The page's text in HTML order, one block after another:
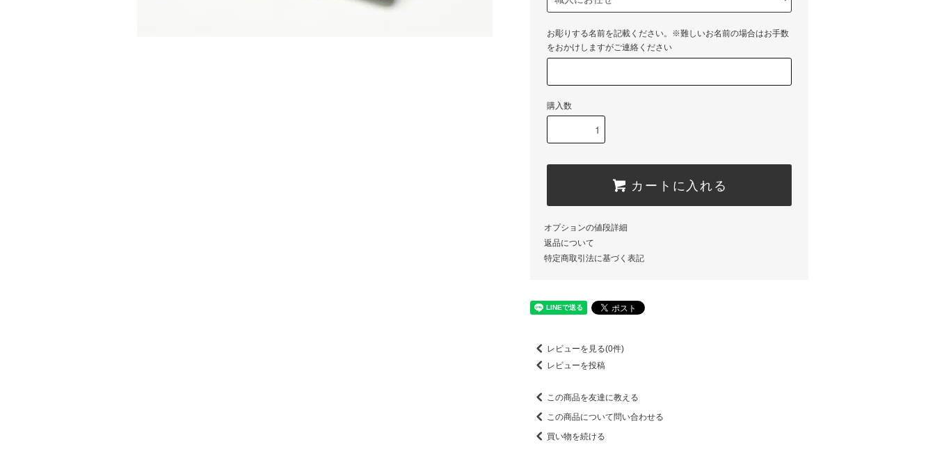
お彫りする名前を記載ください。※難しいお名前の場合はお手数
をおかけしますがご連絡ください
購入数
カートに入れる
オプションの値段詳細
返品について
特定商取引法に基づく表記
レビューを見る(0件)
レビューを投稿
この商品を友達に教える
この商品について問い合わせる
買い物を続ける